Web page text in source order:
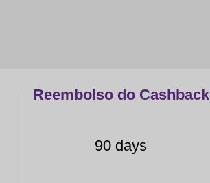
Reembolso do Cashback
90 days